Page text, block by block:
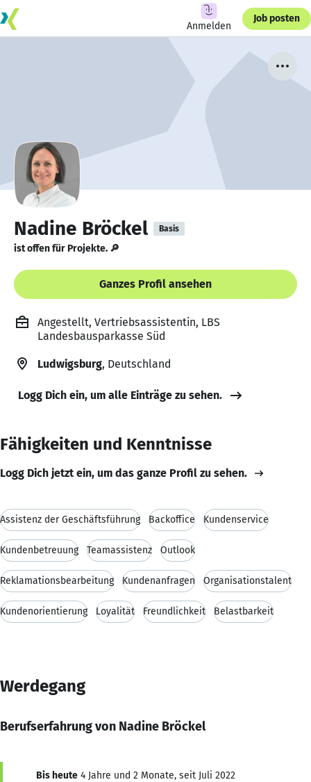
Anmelden
Job posten
Nadine Bröckel Basis
ist offen für Projekte. 🔎
Ganzes Profil ansehen
Angestellt, Vertriebsassistentin, LBS
Landesbausparkasse Süd
Ludwigsburg, Deutschland
Logg Dich ein, um alle Einträge zu sehen.
Fähigkeiten und Kenntnisse
Logg Dich jetzt ein, um das ganze Profil zu sehen.
Assistenz der Geschäftsführung Backoffice Kundenservice
Kundenbetreuung Teamassistenz Outlook
Reklamationsbearbeitung Kundenanfragen Organisationstalent
Kundenorientierung Loyalität Freundlichkeit Belastbarkeit
Werdegang
Berufserfahrung von Nadine Bröckel
Bis heute 4 Jahre und 2 Monate, seit Juli 2022